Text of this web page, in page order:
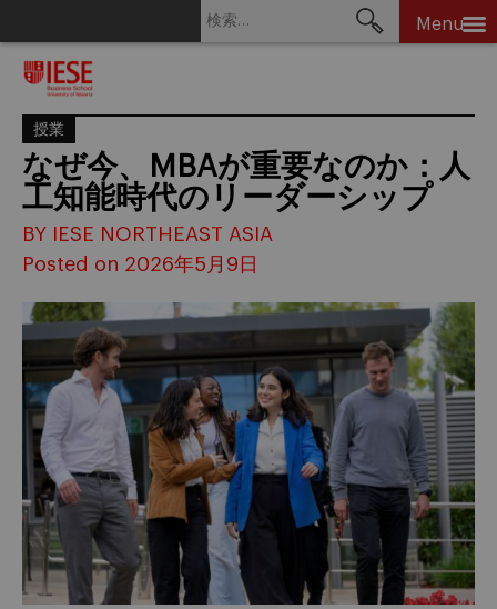
Menu
授業
なぜ今、MBAが重要なのか：人
工知能時代のリーダーシップ
BY IESE NORTHEAST ASIA
Posted on 2026年5月9日